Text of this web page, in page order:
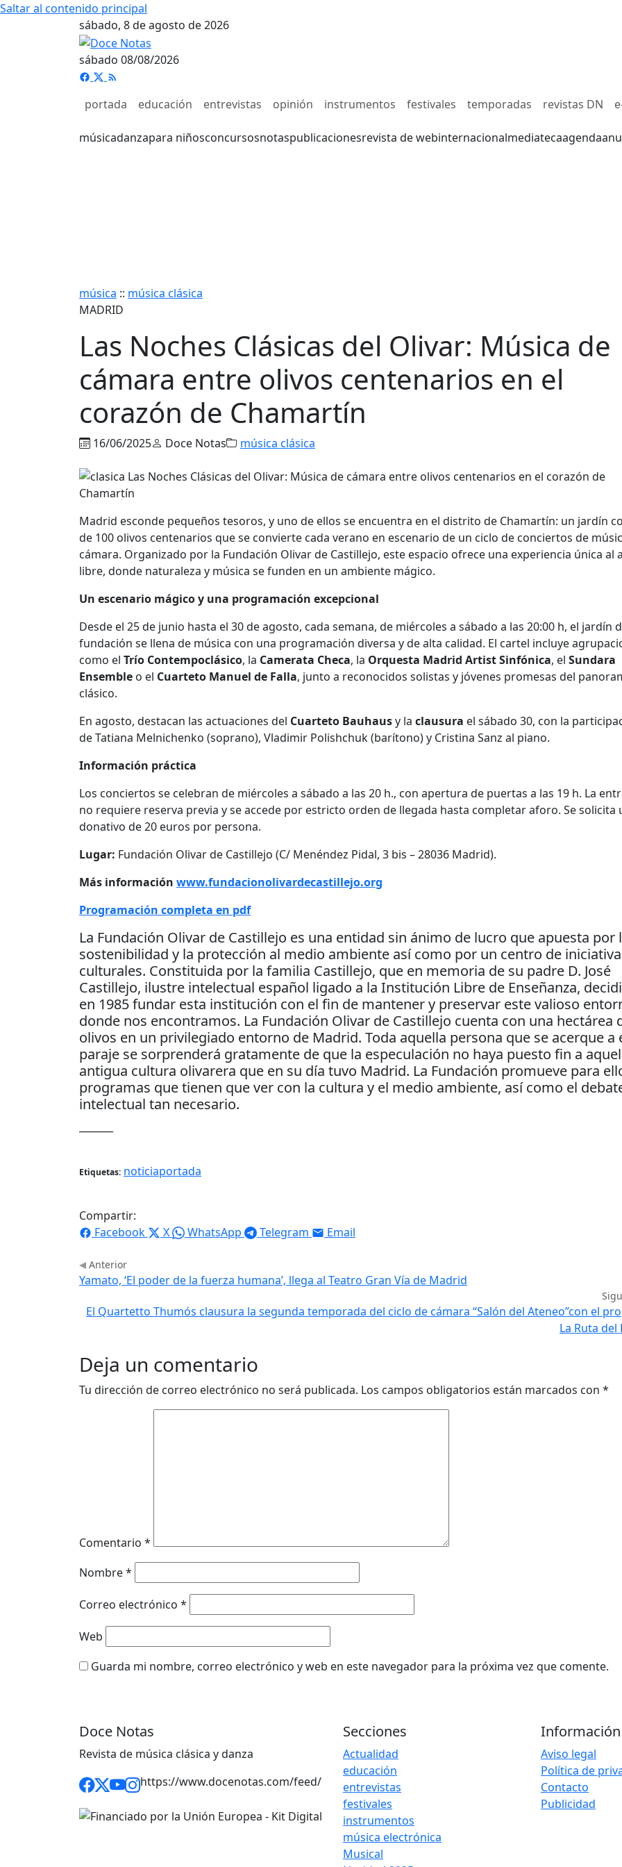
Saltar al contenido principal
sábado, 8 de agosto de 2026
sábado 08/08/2026
portada educación entrevistas opinión instrumentos festivales temporadas revistas DN
músicadanzapara niñosconcursosnotaspublicacionesrevista de webinternacionalmediatecaagenda
música :: música clásica
MADRID
Las Noches Clásicas del Olivar: Música de
cámara entre olivos centenarios en el
corazón de Chamartín
16/06/2025 Doce Notas música clásica
Madrid esconde pequeños tesoros, y uno de ellos se encuentra en el distrito de Chamartín: un jardín
de 100 olivos centenarios que se convierte cada verano en escenario de un ciclo de conciertos de
cámara. Organizado por la Fundación Olivar de Castillejo, este espacio ofrece una experiencia única al
libre, donde naturaleza y música se funden en un ambiente mágico.
Un escenario mágico y una programación excepcional
Desde el 25 de junio hasta el 30 de agosto, cada semana, de miércoles a sábado a las 20:00 h, el jardín
fundación se llena de música con una programación diversa y de alta calidad. El cartel incluye
como el Trío Contempoclásico, la Camerata Checa, la Orquesta Madrid Artist Sinfónica, el Sundara
Ensemble o el Cuarteto Manuel de Falla, junto a reconocidos solistas y jóvenes promesas del
clásico.
En agosto, destacan las actuaciones del Cuarteto Bauhausy la clausura el sábado 30, con la
de Tatiana Melnichenko (soprano), Vladimir Polishchuk (barítono) y Cristina Sanz al piano.
Información práctica
Los conciertos se celebran de miércoles a sábado a las 20 h., con apertura de puertas a las 19 h. La
no requiere reserva previa y se accede por estricto orden de llegada hasta completar aforo. Se solicita
donativo de 20 euros por persona.
Lugar: Fundación Olivar de Castillejo (C/ Menéndez Pidal, 3 bis – 28036 Madrid).
Más información www.fundacionolivardecastillejo.org
Programación completa en pdf
La Fundación Olivar de Castillejo es una entidad sin ánimo de lucro que apuesta por
sostenibilidad y la protección al medio ambiente así como por un centro de
culturales. Constituida por la familia Castillejo, que en memoria de su padre D. José
Castillejo, ilustre intelectual español ligado a la Institución Libre de Enseñanza,
en 1985 fundar esta institución con el fin de mantener y preservar este valioso
donde nos encontramos. La Fundación Olivar de Castillejo cuenta con una hectárea
olivos en un privilegiado entorno de Madrid. Toda aquella persona que se acerque a
paraje se sorprenderá gratamente de que la especulación no haya puesto fin a
antigua cultura olivarera que en su día tuvo Madrid. La Fundación promueve para
programas que tienen que ver con la cultura y el medio ambiente, así como el
intelectual tan necesario.
Etiquetas: noticiaportada
Compartir:
Facebook
X WhatsApp Telegram Email
Anterior
Yamato, ‘El poder de la fuerza humana’, llega al Teatro Gran Vía de Madrid
El Quartetto Thumós clausura la segunda temporada del ciclo de cámara “Salón del Ateneo”con el
La Ruta del
Deja un comentario
Tu dirección de correo electrónico no será publicada. Los campos obligatorios están marcados con *
Comentario *
Nombre*
Correo electrónico *
Web
Guarda mi nombre, correo electrónico y web en este navegador para la próxima vez que comente.
Doce Notas
Revista de música clásica y danza
https://www.docenotas.com/feed/
Secciones
Actualidad
educación
entrevistas
festivales
instrumentos
música electrónica
Musical
Información
Aviso legal
Política de
Contacto
Publicidad